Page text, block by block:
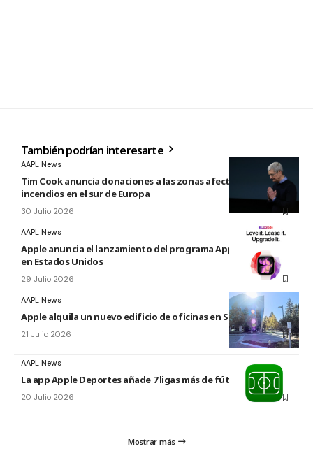
También podrían interesarte
AAPL News
Tim Cook anuncia donaciones a las zonas afectadas por los
incendios en el sur de Europa
30 Julio 2026
AAPL News
Apple anuncia el lanzamiento del programa Apple Upgrade
en Estados Unidos
29 Julio 2026
AAPL News
Apple alquila un nuevo edificio de oficinas en Sunnyvale
21 Julio 2026
AAPL News
La app Apple Deportes añade 7 ligas más de fútbol
20 Julio 2026
Mostrar más